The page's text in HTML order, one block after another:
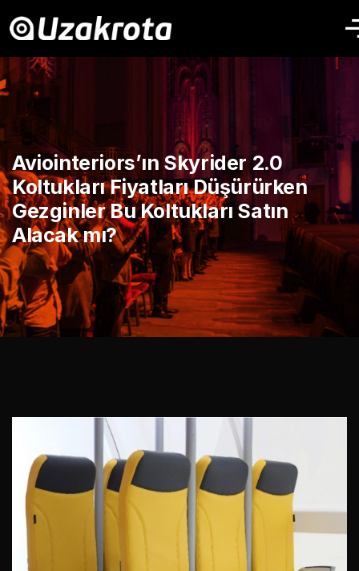
Aviointeriors’ın Skyrider 2.0
Koltukları Fiyatları Düşürürken
Gezginler Bu Koltukları Satın
Alacak mı?